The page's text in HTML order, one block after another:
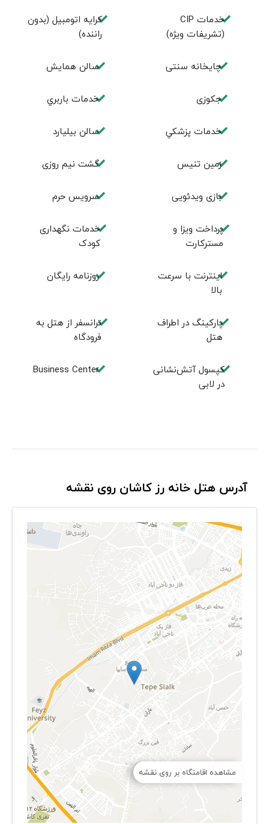
خدمات CIP
(تشریفات ویژه)
کرایه اتومبیل (بدون
راننده)
چايخانه سنتی سالن همايش
جكوزی خدمات باربري
خدمات پزشكي سالن بيليارد
زمين تنيس گشت نیم روزی
بازی ویدئویی سرویس حرم
پرداخت ویزا و
مسترکارت
خدمات نگهداری
کودک
اینترنت با سرعت
بالا
روزنامه رایگان
پارکینگ در اطراف
هتل
ترانسفر از هتل به
فرودگاه
کپسول آتش‌نشانی
در لابی
Business Center
آدرس هتل خانه رز کاشان روی نقشه
مشاهده اقامتگاه بر روی نقشه